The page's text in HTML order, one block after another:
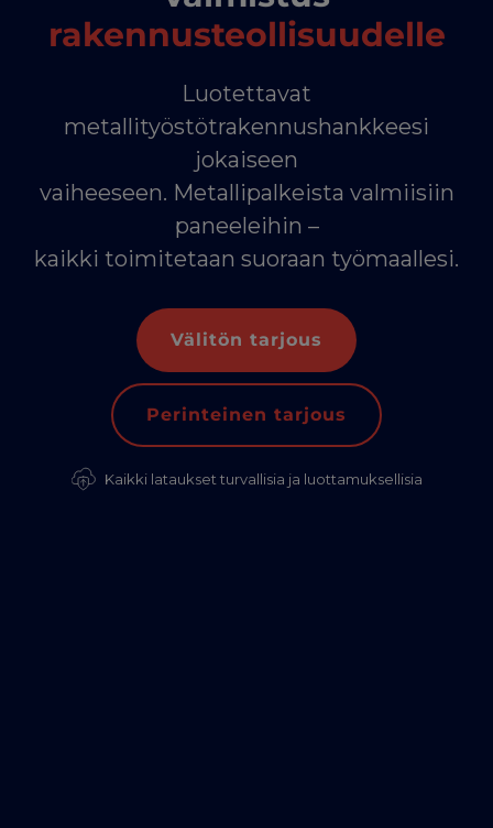
rakennusteollisuudelle
Luotettavat
metallityöstötrakennushankkeesi
jokaiseen
vaiheeseen. Metallipalkeista valmiisiin
paneeleihin –
kaikki toimitetaan suoraan työmaallesi.
Välitön tarjous
Perinteinen tarjous
Kaikki lataukset turvallisia ja luottamuksellisia